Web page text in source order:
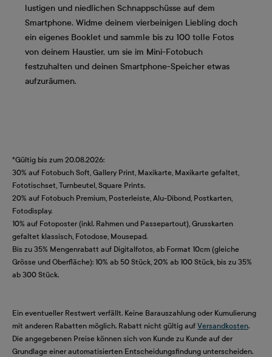
lustigen und niedlichen Schnappschüsse auf dem
Smartphone. Widme deinem vierbeinigen Liebling doch
ein eigenes Booklet und sammle bis zu 100 tolle Fotos
von deinem Haustier, um sie im Mini-Fotobuch
festzuhalten und deinen Smartphone-Speicher etwas
aufzuräumen.
*Gültig bis zum 20.08.2026:
30% auf Fotobuch Soft, Gallery Print, Maxikarte, Maxikarte gefaltet,
Fototischset, Turnbeutel, Square Prints.
20% auf Fotobuch Premium, Posterleiste, Alu-Dibond, Postkarten,
Fotodisplay.
10% auf Fotoposter (inkl. Rahmen und Passepartout), Grusskarten
gefaltet klassisch, Fotodose, Mousepad.
Bis zu 35% Mengenrabatt auf Digitalfotos, ab Format 10cm (gleiche
Grösse und Oberfläche): 10% ab 50 Stück, 20% ab 100 Stück, bis zu 35%
ab 300 Stück.
Ein eventueller Restwert verfällt. Keine Barauszahlung oder Kumulierung
mit anderen Rabatten möglich. Rabatt nicht gültig auf Versandkosten.
Die angegebenen Preise können sich von Kunde zu Kunde auf der
Grundlage einer automatisierten Entscheidungsfindung unterscheiden.